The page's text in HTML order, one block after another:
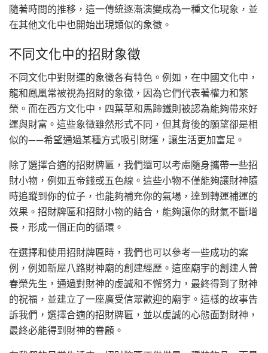
隨著時間的推移，這一傳統逐漸演變成為一種文化現象，並
在其他文化中也開始出現類似的象徵。
不同文化中的招財象徵
不同文化中對財運的象徵各有特色。例如，在中國文化中，
龍和鳳凰常被視為招財的象徵，因為它們代表著權力和繁
榮。而在西方文化中，四葉草和馬蹄鐵則被認為能夠帶來好
運與財富。這些象徵雖然形式不同，但其背後的願望卻是相
似的——希望通過某種方式吸引財運，讓生活更加富足。
除了選擇合適的招財牌匾，我們還可以考慮隨身攜帶一些招
財小物，例如五帝錢或五色線。這些小物不僅能夠讓財神隨
時追蹤到你的位子，也能夠補充你的氣場，達到轉運補運的
效果。招財牌匾和招財小物的結合，能夠讓你的財氣不斷增
長，形成一個正向的循環。
在選擇和使用招財牌匾時，我們也可以參考一些成功的案
例，例如新屋八路財神廟的創建經歷。這座廟宇的創建人曾
春榮先生，通過對財神的虔誠和不懈努力，最終得到了財神
的祝福，並建立了一座廣受信眾歡迎的廟宇。這樣的故事告
訴我們，選擇合適的招財牌匾，並以虔誠的心態面對財神，
最終必能得到財神的眷顧。